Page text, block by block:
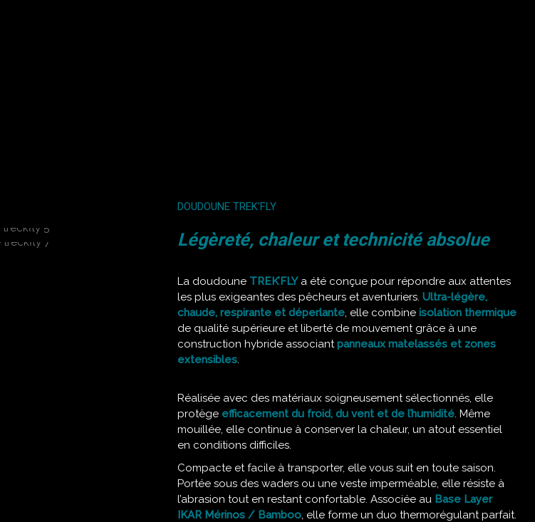
DOUDOUNE TREK’FLY
Légèreté, chaleur et technicité absolue
La doudoune TREK’FLYa été conçue pour répondre aux attentes
les plus exigeantes des pêcheurs et aventuriers. Ultra-légère,
chaude, respirante et déperlante, elle combine isolation thermique
de qualité supérieure et liberté de mouvement grâce à une
construction hybride associantpanneaux matelassés et zones
extensibles.
Réalisée avec des matériaux soigneusement sélectionnés, elle
protège efficacement du froid, du vent et de l’humidité. Même
mouillée, elle continue à conserver la chaleur, un atout essentiel
en conditions difficiles.
Compacte et facile à transporter, elle vous suit en toute saison.
Portée sous des waders ou une veste imperméable, elle résiste à
l’abrasion tout en restant confortable. Associée au Base Layer
IKAR Mérinos / Bamboo, elle forme un duo thermorégulant parfait.